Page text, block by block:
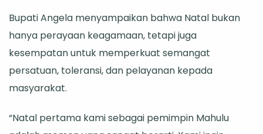
dan
Bupati Angela menyampaikan bahwa Natal bukan
hanya perayaan keagamaan, tetapi juga
kesempatan untuk memperkuat semangat
persatuan, toleransi, dan pelayanan kepada
masyarakat.
“Natal pertama kami sebagai pemimpin Mahulu